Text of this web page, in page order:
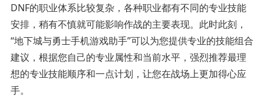
DNF的职业体系比较复杂，各种职业都有不同的专业技能
安排，稍有不慎就可能影响作战的主要表现。此时此刻，
“地下城与勇士手机游戏助手”可以为您提供专业的技能组合
建议，根据您自己的专业属性和当前水平，强烈推荐最理
想的专业技能顺序和一点计划，让您在战场上更加得心应
手。